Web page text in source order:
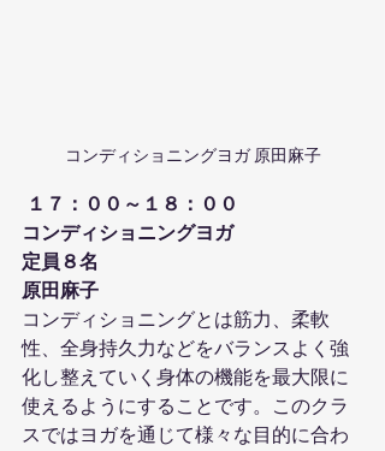
コンディショニングヨガ 原田麻子
１７：００～１８：００
コンディショニングヨガ
定員８名
原田麻子
コンディショニングとは筋力、柔軟
性、全身持久力などをバランスよく強
化し整えていく身体の機能を最大限に
使えるようにすることです。このクラ
スではヨガを通じて様々な目的に合わ